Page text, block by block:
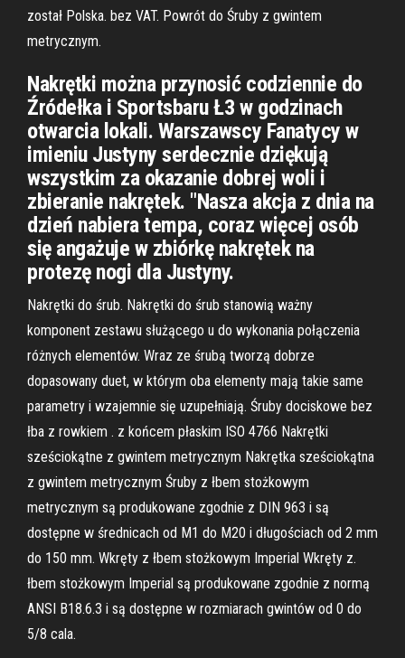
został Polska. bez VAT. Powrót do Śruby z gwintem
metrycznym.
Nakrętki można przynosić codziennie do
Źródełka i Sportsbaru Ł3 w godzinach
otwarcia lokali. Warszawscy Fanatycy w
imieniu Justyny serdecznie dziękują
wszystkim za okazanie dobrej woli i
zbieranie nakrętek. "Nasza akcja z dnia na
dzień nabiera tempa, coraz więcej osób
się angażuje w zbiórkę nakrętek na
protezę nogi dla Justyny.
Nakrętki do śrub. Nakrętki do śrub stanowią ważny
komponent zestawu służącego u do wykonania połączenia
różnych elementów. Wraz ze śrubą tworzą dobrze
dopasowany duet, w którym oba elementy mają takie same
parametry i wzajemnie się uzupełniają. Śruby dociskowe bez
łba z rowkiem . z końcem płaskim ISO 4766 Nakrętki
sześciokątne z gwintem metrycznym Nakrętka sześciokątna
z gwintem metrycznym Śruby z łbem stożkowym
metrycznym są produkowane zgodnie z DIN 963 i są
dostępne w średnicach od M1 do M20 i długościach od 2 mm
do 150 mm. Wkręty z łbem stożkowym Imperial Wkręty z.
łbem stożkowym Imperial są produkowane zgodnie z normą
ANSI B18.6.3 i są dostępne w rozmiarach gwintów od 0 do
5/8 cala.